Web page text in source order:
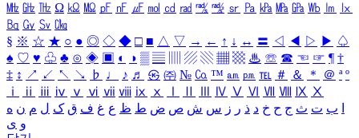
㎒ ㎓ ㎔ Ω ㏀ ㏁ ㎊ ㎋ ㎌ ㏖ ㏅ ㎭ ㎮ ㎯ ㏛ ㎩ ㎪ ㎫ ㎬ ㏝ ㏐
㏓
㏃ ㏉ ㏜ ㏆
§ ※ ☆ ★ ○ ● ◎ ◇ ◆ □ ■ △ ▽ → ← ↑ ↓ ↔ 〓 ◁ ◀ ▷ ▶ ♤
♠ ♡ ♥ ♧ ♣ ⊙ ◈ ▣ ◐ ◑ ▒ ▤ ▨ ▧ ▦ ▩ ♨ ☏ ☎ ☜ ☞ ¶ †
‡ ↕ ↗ ↙ ↖ ↘ ♭ ♩ ♪ ♬ ㉿ ㈜ № ㏇ ™ ㏂ ㏘ ℡ ＃ ＆ ＊ ＠ ª º
ⅰ
ⅱ ⅲ ⅳ ⅴ ⅵ ⅶ ⅷ ⅸ ⅹ Ⅳ Ⅴ Ⅵ Ⅶ Ⅷ Ⅸ Ⅹ
ب ت ث ج ح خ د ذ ر ز س ش ص ض ط ظ ع غ ف ق ک ل م ن ه
و ی